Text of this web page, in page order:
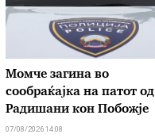
Момче загина во
сообраќајка на патот од
Радишани кон Побожје
07/08/2026 14:08